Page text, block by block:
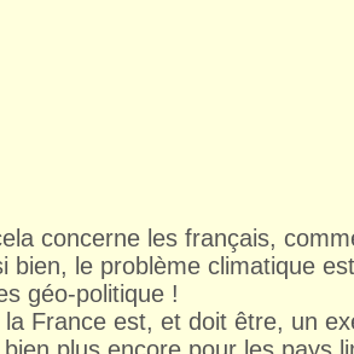
concerne les français,
bien, le problème climatique
géo-politique !
la France est, et doit être, un